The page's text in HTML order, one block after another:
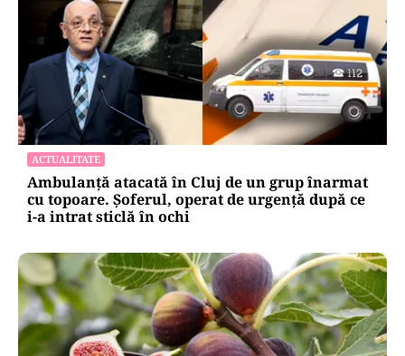
ACTUALITATE
Ambulanță atacată în Cluj de un grup înarmat
cu topoare. Șoferul, operat de urgență după ce
i-a intrat sticlă în ochi